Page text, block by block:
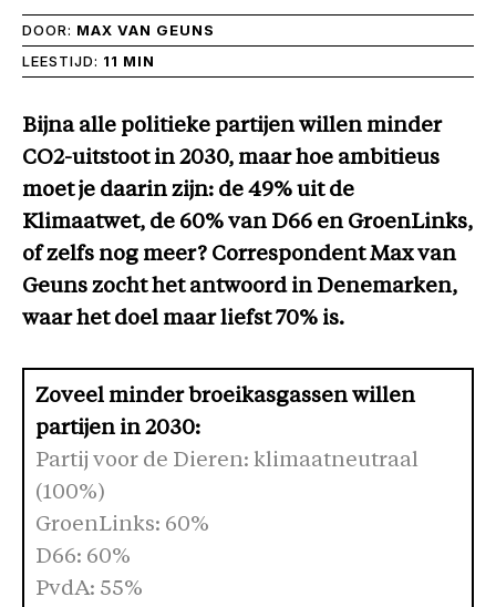
DOOR: MAX VAN GEUNS
LEESTIJD: 11 MIN
Bijna alle politieke partijen willen minder
CO2-uitstoot in 2030, maar hoe ambitieus
moet je daarin zijn: de 49% uit de
Klimaatwet, de 60% van D66 en GroenLinks,
of zelfs nog meer? Correspondent Max van
Geuns zocht het antwoord in Denemarken,
waar het doel maar liefst 70% is.
Zoveel minder broeikasgassen willen
partijen in 2030:
Partij voor de Dieren: klimaatneutraal
(100%)
GroenLinks: 60%
D66: 60%
PvdA: 55%